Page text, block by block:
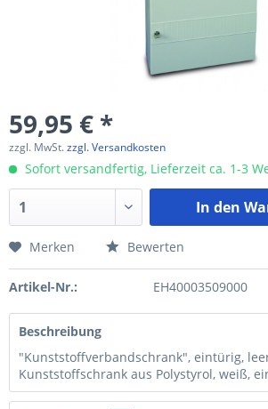
59,95 € *
zzgl. MwSt.zzgl. Versandkosten
Sofort versandfertig, Lieferzeit ca. 1-3
In den
Merken Bewerten
Artikel-Nr.: EH40003509000
Beschreibung
"Kunststoffverbandschrank", eintürig,
Kunststoffschrank aus Polystyrol, weiß,